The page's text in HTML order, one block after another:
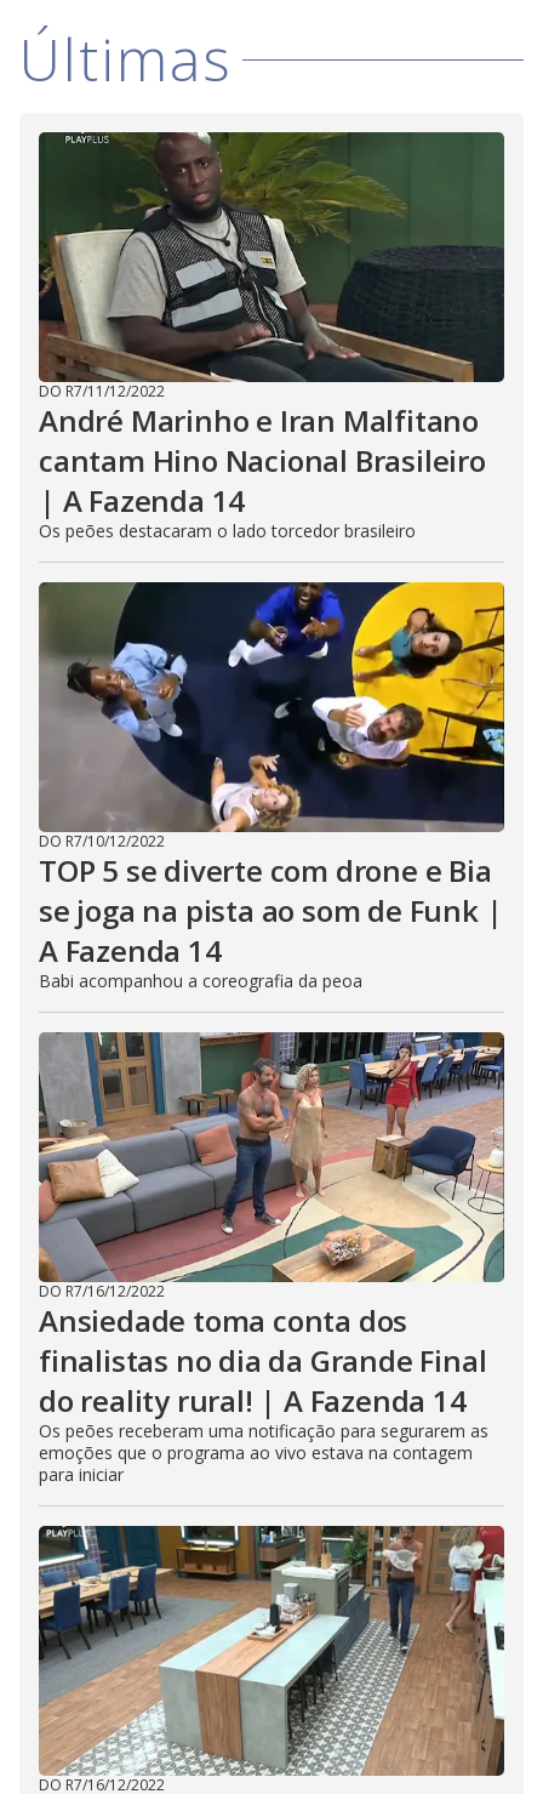
Últimas
DO R7/11/12/2022
André Marinho e Iran Malfitano
cantam Hino Nacional Brasileiro
| A Fazenda 14
Os peões destacaram o lado torcedor brasileiro
DO R7/10/12/2022
TOP 5 se diverte com drone e Bia
se joga na pista ao som de Funk |
A Fazenda 14
Babi acompanhou a coreografia da peoa
DO R7/16/12/2022
Ansiedade toma conta dos
finalistas no dia da Grande Final
do reality rural! | A Fazenda 14
Os peões receberam uma notificação para segurarem as
emoções que o programa ao vivo estava na contagem
para iniciar
DO R7/16/12/2022